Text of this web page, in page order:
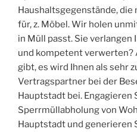
Haushaltsgegenstände, die
für, z. Möbel. Wir holen
in Müll passt. Sie
und kompetent
gibt, es wird Ihnen als sehr
Vertragspartner bei der
Hauptstadt bei. Engagieren
Sperrmüllabholung von
Hauptstadt und generieren